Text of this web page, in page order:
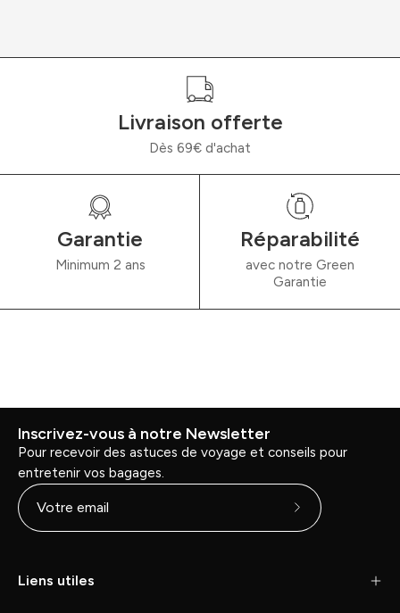
Livraison offerte
Dès 69€ d'achat
Garantie
Minimum 2 ans
Réparabilité
avec notre Green
Garantie
Inscrivez-vous à notre Newsletter
Pour recevoir des astuces de voyage et conseils pour
entretenir vos bagages.
Abonnez-
Liens utiles